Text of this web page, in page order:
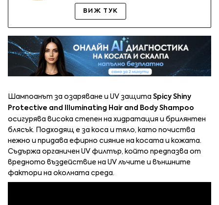
ВИЖ ТУК
Шампоанът за озаряване и UV защита Spicy Shiny
Protective and Illuminating Hair and Body Shampoo
осигурява висока степен на хидратация и брилянтен
блясък. Подходящ е за коса и тяло, като почиства
нежно и придава ефирно сияние на косата и кожата.
Съдържа органичен UV филтър, който предпазва от
вредното въздействие на UV лъчите и външните
фактори на околната среда.